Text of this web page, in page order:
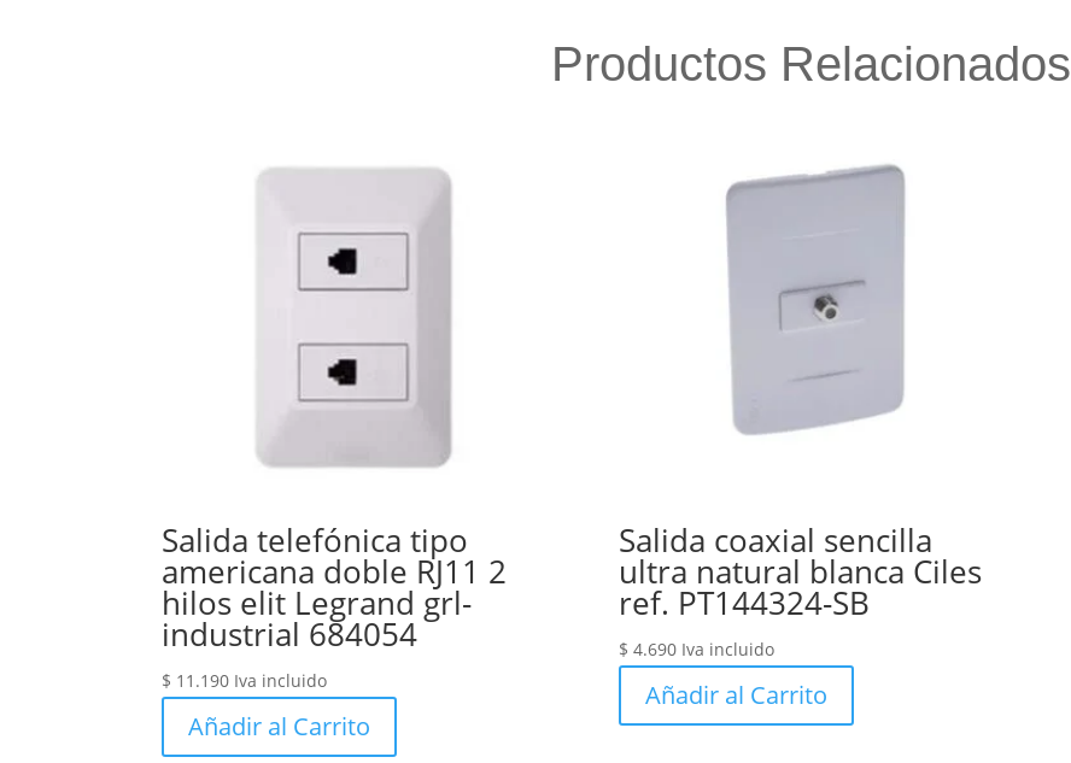
Productos Relacionados
Salida telefónica tipo
americana doble RJ11 2
hilos elit Legrand grl-
industrial 684054
$ 11.190 Iva incluido
Añadir al Carrito
Salida coaxial sencilla
ultra natural blanca Ciles
ref. PT144324-SB
$ 4.690 Iva incluido
Añadir al Carrito